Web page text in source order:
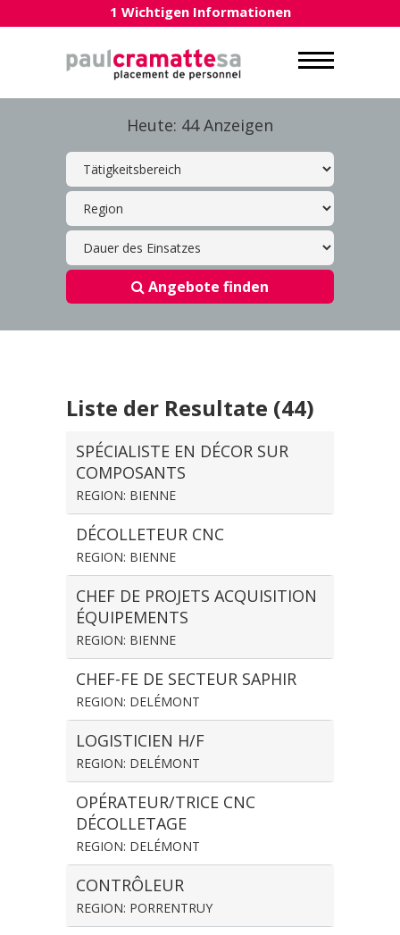
1 Wichtigen Informationen
Heute: 44 Anzeigen
Angebote finden
Liste der Resultate (44)
SPÉCIALISTE EN DÉCOR SUR
COMPOSANTS
REGION: BIENNE
DÉCOLLETEUR CNC
REGION: BIENNE
CHEF DE PROJETS ACQUISITION
ÉQUIPEMENTS
REGION: BIENNE
CHEF-FE DE SECTEUR SAPHIR
REGION: DELÉMONT
LOGISTICIEN H/F
REGION: DELÉMONT
OPÉRATEUR/TRICE CNC
DÉCOLLETAGE
REGION: DELÉMONT
CONTRÔLEUR
REGION: PORRENTRUY